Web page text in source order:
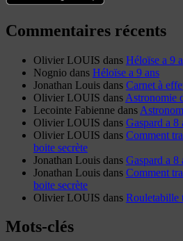
Commentaires récents
Olivier LOUIS dans Héloïse a 9
Nognio dans Héloïse a 9 ans
Jonathan Louis dans Carnet à
Olivier LOUIS dans Astronomie
Lecointe Fabienne dans
Olivier LOUIS dans Gaspard a 8
Olivier LOUIS dans Comment
boite secrète
Jonathan Louis dans Gaspard a 8
Jonathan Louis dans Comment
boite secrète
Olivier LOUIS dans Rouletabille
Mots-clés